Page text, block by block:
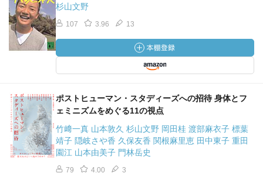
杉山文野
107 3.96 13
ポストヒューマン・スタディーズへの招待 身体とフ
ェミニズムをめぐる11の視点
竹﨑一真 山本敦久 杉山文野 岡田桂 渡部麻衣子 標葉
靖子 隠岐さや香 久保友香 関根麻里恵 田中東子 重田
園江 山本由美子 門林岳史
79 4.00 3